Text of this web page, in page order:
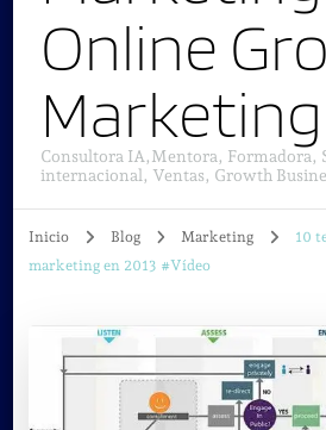
Online
Marketing
Consultora IA,Mentora, Formadora,
internacional, Ventas, Growth
Inicio Blog Marketing
10
marketing en 2013 #Vídeo